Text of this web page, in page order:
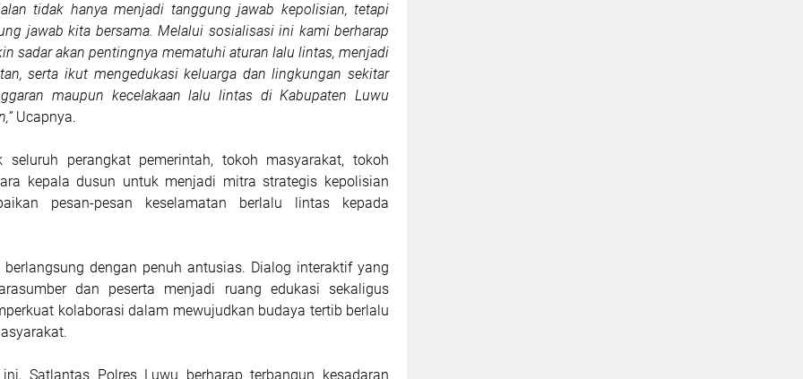
tidak hanya menjadi tanggung jawab kepolisian, tetapi
jawab kita bersama. Melalui sosialisasi ini kami berharap
sadar akan pentingnya mematuhi aturan lalu lintas, menjadi
serta ikut mengedukasi keluarga dan lingkungan sekitar
maupun kecelakaan lalu lintas di Kabupaten Luwu
Ucapnya.
seluruh perangkat pemerintah, tokoh masyarakat, tokoh
kepala dusun untuk menjadi mitra strategis kepolisian
pesan-pesan keselamatan berlalu lintas kepada
berlangsung dengan penuh antusias. Dialog interaktif yang
dan peserta menjadi ruang edukasi sekaligus
kolaborasi dalam mewujudkan budaya tertib berlalu
Satlantas Polres Luwu berharap terbangun kesadaran